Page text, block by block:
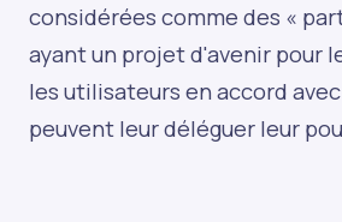
considérées comme des «
ayant un projet d'avenir pour
les utilisateurs en accord
peuvent leur déléguer leur